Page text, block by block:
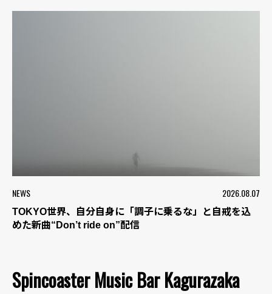
NEWS 2026.08.07
TOKYO世界、自分自身に「調子に乗るな」と自戒を込
めた新曲“Don’t ride on”配信
Spincoaster Music Bar Kagurazaka